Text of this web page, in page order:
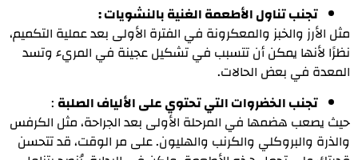
تجنب تناول الأطعمة الغنية بالنشويات :
مثل الأرز والخبز والمعكرونة في الفترة الأولى بعد عملية التكميم،
نظرًا لأنها يمكن أن تتسبب في تشكيل عجينة في المريء وتسد
المعدة في بعض الحالات.
تجنب الخضروات التي تحتوي على الألياف الصلبة :
حيث يصعب هضمها في المرحلة الأولى بعد الجراحة، مثل الكرفس
والذرة والبروكلي والكرنب والهليون. على مر الوقت، قد تتحسن